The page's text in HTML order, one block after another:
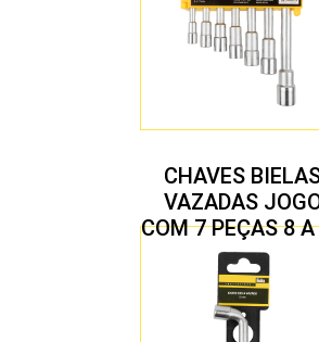
CHAVES
VAZADAS
COM 7 PEÇAS 8
MM